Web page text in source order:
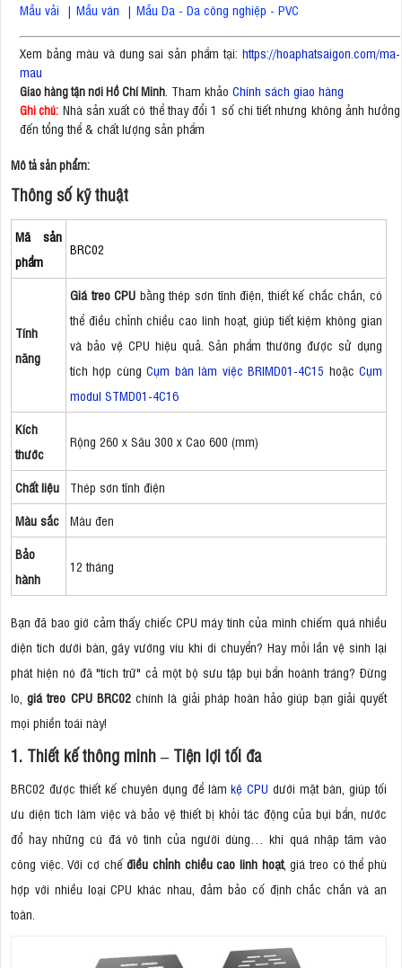
Mẫu vải | Mẫu ván | Mẫu Da - Da công nghiệp - PVC
Xem bảng màu và dung sai sản phẩm tại: https://hoaphatsaigon.com/ma-
mau
Giao hàng tận nơi Hồ Chí Minh . Tham khảo Chính sách giao hàng
Ghi chú: Nhà sản xuất có thể thay đổi 1 số chi tiết nhưng không ảnh hưởng
đến tổng thể & chất lượng sản phẩm
Mô tả sản phẩm:
Thông số kỹ thuật
Mã sản
phẩm
BRC02
Tính
năng
Giá treo CPU bằng thép sơn tĩnh điện, thiết kế chắc chắn, có
thể điều chỉnh chiều cao linh hoạt, giúp tiết kiệm không gian
và bảo vệ CPU hiệu quả. Sản phẩm thường được sử dụng
tích hợp cùngCụm bàn làm việc BRIMD01-4C15 hoặcCụm
modul STMD01-4C16
Kích
thước
Rộng 260 x Sâu 300 x Cao 600 (mm)
Chất liệu
Thép sơn tĩnh điện
Màu sắc
Màu đen
Bảo
hành
12 tháng
Bạn đã bao giờ cảm thấy chiếc CPU máy tính của mình chiếm quá nhiều
diện tích dưới bàn, gây vướng víu khi di chuyển? Hay mỗi lần vệ sinh lại
phát hiện nó đã "tích trữ" cả một bộ sưu tập bụi bẩn hoành tráng? Đừng
lo,giá treo CPU BRC02chính là giải pháp hoàn hảo giúp bạn giải quyết
mọi phiền toái này!
1. Thiết kế thông minh – Tiện lợi tối đa
BRC02 được thiết kế chuyên dụng để làmkệ CPU dưới mặt bàn, giúp tối
ưu diện tích làm việc và bảo vệ thiết bị khỏi tác động của bụi bẩn, nước
đổ hay những cú đá vô tình của người dùng… khi quá nhập tâm vào
công việc. Với cơ chếđiều chỉnh chiều cao linh hoạt, giá treo có thể phù
hợp với nhiều loại CPU khác nhau, đảm bảo cố định chắc chắn và an
toàn.